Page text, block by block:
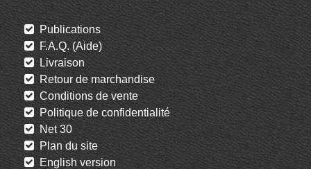
Publications
F.A.Q. (Aide)
Livraison
Retour de marchandise
Conditions de vente
Politique de confidentialité
Net 30
Plan du site
English version